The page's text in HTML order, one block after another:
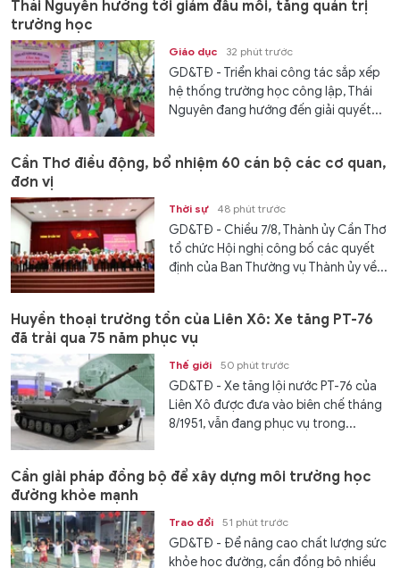
Thái Nguyên hướng tới giảm đầu mối, tăng quản trị
trường học
Giáo dục 32 phút trước
GD&TĐ - Triển khai công tác sắp xếp
hệ thống trường học công lập, Thái
Nguyên đang hướng đến giải quyết...
Cần Thơ điều động, bổ nhiệm 60 cán bộ các cơ quan,
đơn vị
Thời sự 48 phút trước
GD&TĐ - Chiều 7/8, Thành ủy Cần Thơ
tổ chức Hội nghị công bố các quyết
định của Ban Thường vụ Thành ủy về...
Huyền thoại trường tồn của Liên Xô: Xe tăng PT-76
đã trải qua 75 năm phục vụ
Thế giới 50 phút trước
GD&TĐ - Xe tăng lội nước PT-76 của
Liên Xô được đưa vào biên chế tháng
8/1951, vẫn đang phục vụ trong...
Cần giải pháp đồng bộ để xây dựng môi trường học
đường khỏe mạnh
Trao đổi 51 phút trước
GD&TĐ - Để nâng cao chất lượng sức
khỏe học đường, cần đồng bộ nhiều